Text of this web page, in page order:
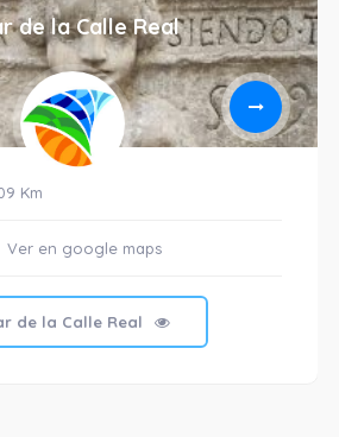
de la Calle Real
Km
Ver en google maps
de la Calle Real